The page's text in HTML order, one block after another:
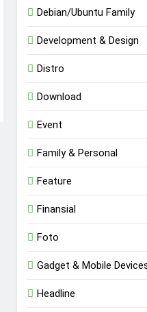
Debian/Ubuntu Family
Development & Design
Distro
Download
Event
Family & Personal
Feature
Finansial
Foto
Gadget & Mobile
Headline